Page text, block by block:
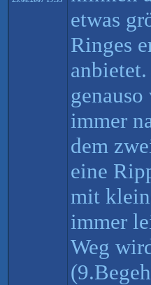
etwas
Ringes
immer
dem
eine
mit
immer
Weg